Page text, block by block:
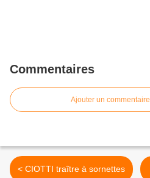
Commentaires
Ajouter un commentaire
< CIOTTI traître à sornettes